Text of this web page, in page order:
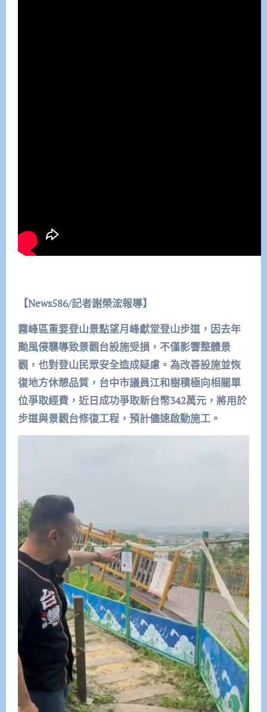
【News586/記者謝榮浤報導】
霧峰區重要登山景點望月峰獻堂登山步道，因去年
颱風侵襲導致景觀台設施受損，不僅影響整體景
觀，也對登山民眾安全造成疑慮。為改善設施並恢
復地方休憩品質，台中市議員江和樹積極向相關單
位爭取經費，近日成功爭取新台幣342萬元，將用於
步道與景觀台修復工程，預計儘速啟動施工。